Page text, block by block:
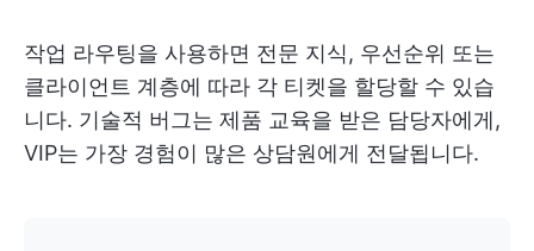
작업 라우팅을 사용하면 전문 지식, 우선순위 또는
클라이언트 계층에 따라 각 티켓을 할당할 수 있습
니다. 기술적 버그는 제품 교육을 받은 담당자에게,
VIP는 가장 경험이 많은 상담원에게 전달됩니다.